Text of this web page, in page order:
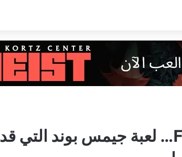
كل ما نعرفه عن 007 First Light… لعبة جيمس بوند التي قد